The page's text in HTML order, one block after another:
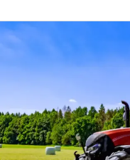
Tasación
determinan
el
precio